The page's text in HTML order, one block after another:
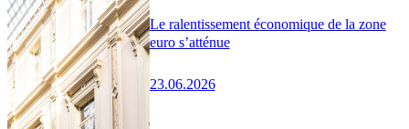
Le ralentissement économique de la zone
euro s’atténue
23.06.2026